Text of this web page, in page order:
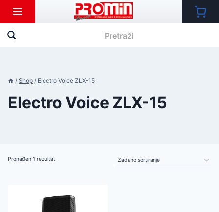
content
/ Shop / Electro Voice ZLX-15
Electro Voice ZLX-15
Pronađen 1 rezultat